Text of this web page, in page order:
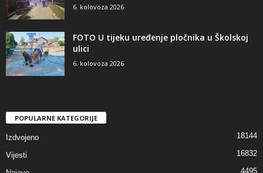
6. kolovoza 2026
FOTO U tijeku uređenje pločnika u Školskoj
ulici
6. kolovoza 2026
POPULARNE KATEGORIJE
Izdvojeno 18144
Vijesti 16832
4495